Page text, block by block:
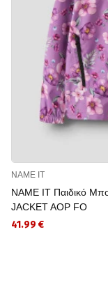
NAME IT
NAME IT Παιδικό
JACKET AOP FO
41.99 €